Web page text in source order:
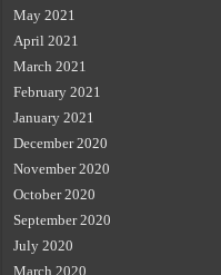
May 2021
April 2021
March 2021
February 2021
January 2021
December 2020
November 2020
October 2020
September 2020
July 2020
March 2020